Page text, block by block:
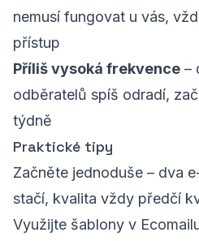
nemusí fungovat u vás,
přístup
Příliš vysoká frekvence –
odběratelů spíš odradí,
týdně
Praktické tipy
Začněte jednoduše – dva
stačí, kvalita vždy předčí
Využijte šablony v